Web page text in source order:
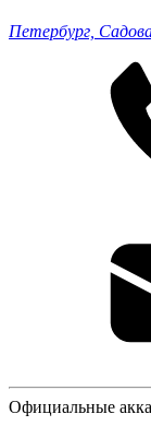
Петербург,
Официальные